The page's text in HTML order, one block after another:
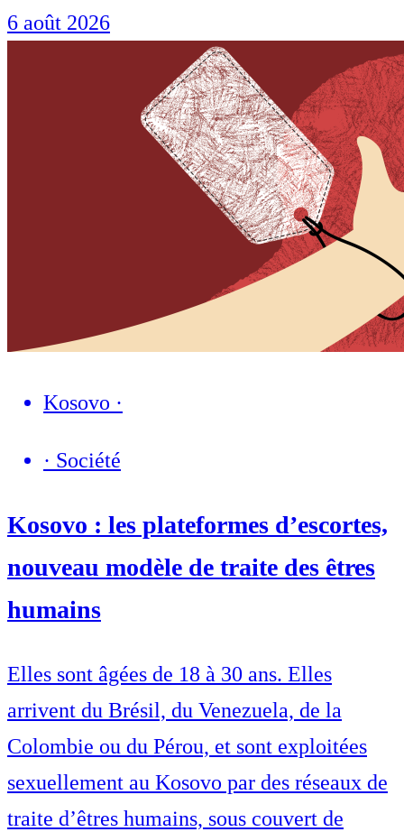
6 août 2026
Kosovo ·
· Société
Kosovo : les plateformes d’escortes,
nouveau modèle de traite des êtres
humains
Elles sont âgées de 18 à 30 ans. Elles
arrivent du Brésil, du Venezuela, de la
Colombie ou du Pérou, et sont exploitées
sexuellement au Kosovo par des réseaux de
traite d’êtres humains, sous couvert de